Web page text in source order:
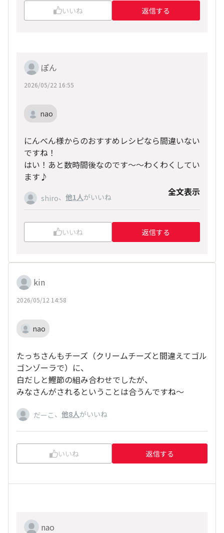
いいね 返信する
ぽん
2026/05/22 16:55
nao
にんべん様からのおすすめレシピなら間違いない
ですね！
はい！あと数時間後なのです～～わくわくしてい
ます♪
shiro、 他1人がいいね 全文表示
いいね 返信する
kin
2026/05/12 14:58
nao
たっちさんもチーズ（クリームチーズと間違えてゴル
ゴンゾーラで）に、
白だしと鰹節の組み合わせでしたが、
みなさんがされるということは合うんですね～
だーこ 、 他8人がいいね
いいね 返信する
nao